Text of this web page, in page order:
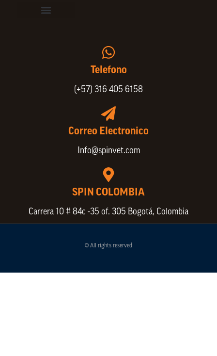
Telefono
(+57) 316 405 6158
Correo Electronico
Info@spinvet.com
SPIN COLOMBIA
Carrera 10 # 84c -35 of. 305 Bogotá, Colombia
© All rights reserved